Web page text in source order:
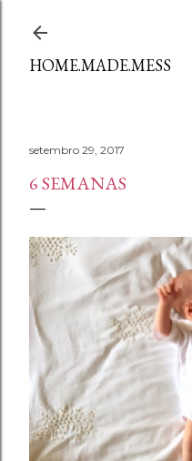
HOME.MADE.MESS
setembro 29, 2017
6 SEMANAS